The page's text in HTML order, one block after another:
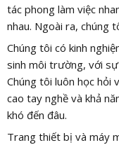
tác phong làm việc
nhau. Ngoài ra, chúng
Chúng tôi có kinh
sinh môi trường, với
Chúng tôi luôn học hỏi
cao tay nghề và khả
khó đến đâu.
Trang thiết bị và máy